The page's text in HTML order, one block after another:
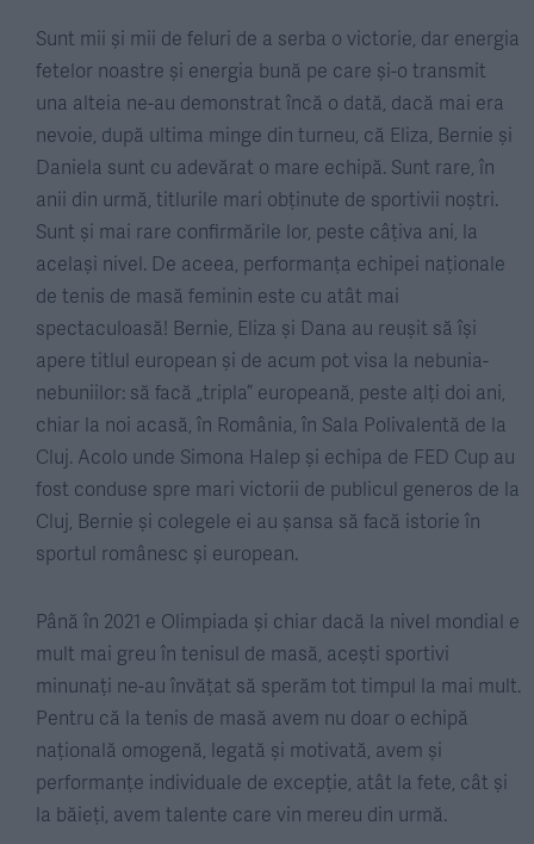
Sunt mii și mii de feluri de a serba o victorie, dar energia
fetelor noastre și energia bună pe care și-o transmit
una alteia ne-au demonstrat încă o dată, dacă mai era
nevoie, după ultima minge din turneu, că Eliza, Bernie și
Daniela sunt cu adevărat o mare echipă. Sunt rare, în
anii din urmă, titlurile mari obținute de sportivii noștri.
Sunt și mai rare confirmările lor, peste câțiva ani, la
același nivel. De aceea, performanța echipei naționale
de tenis de masă feminin este cu atât mai
spectaculoasă! Bernie, Eliza și Dana au reușit să își
apere titlul european și de acum pot visa la nebunia-
nebuniilor: să facă „tripla” europeană, peste alți doi ani,
chiar la noi acasă, în România, în Sala Polivalentă de la
Cluj. Acolo unde Simona Halep și echipa de FED Cup au
fost conduse spre mari victorii de publicul generos de la
Cluj, Bernie și colegele ei au șansa să facă istorie în
sportul românesc și european.
Până în 2021 e Olimpiada și chiar dacă la nivel mondial e
mult mai greu în tenisul de masă, acești sportivi
minunați ne-au învățat să sperăm tot timpul la mai mult.
Pentru că la tenis de masă avem nu doar o echipă
națională omogenă, legată și motivată, avem și
performanțe individuale de excepție, atât la fete, cât și
la băieți, avem talente care vin mereu din urmă.